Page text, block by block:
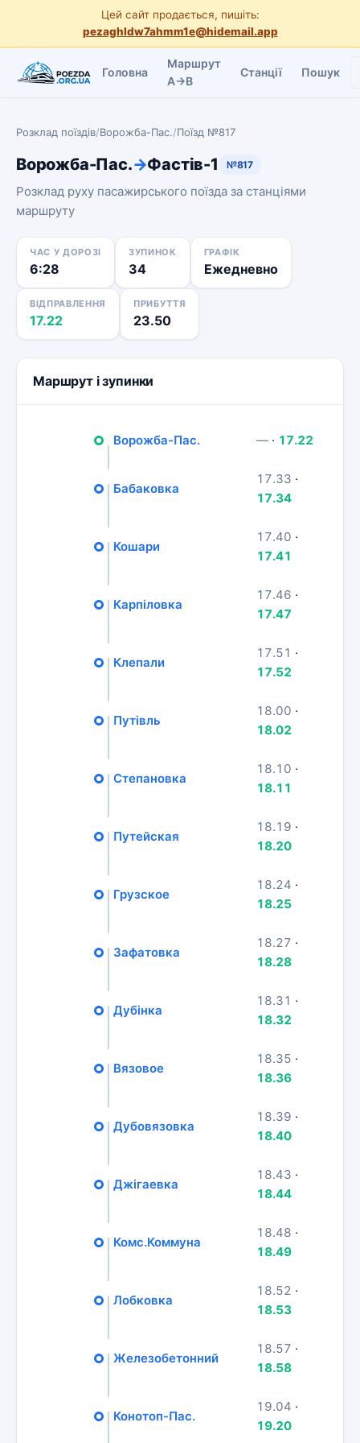
Цей сайт продається, пишіть:
pezaghldw7ahmm1e@hidemail.app
Головна
Маршрут
A→B
Станції Пошук
Розклад поїздів/Ворожба-Пас./Поїзд №817
Ворожба-Пас.→Фастів-1 №817
Розклад руху пасажирського поїзда за станціями
маршруту
ЧАС У ДОРОЗІ
6:28
ЗУПИНОК
34
ГРАФІК
Ежедневно
ВІДПРАВЛЕННЯ
17.22
ПРИБУТТЯ
23.50
Маршрут і зупинки
Ворожба-Пас. — · 17.22
Бабаковка
17.33 ·
17.34
Кошари
17.40 ·
17.41
Карпіловка
17.46 ·
17.47
Клепали
17.51 ·
17.52
Путівль
18.00 ·
18.02
Степановка
18.10 ·
18.11
Путейская
18.19 ·
18.20
Грузское
18.24 ·
18.25
Зафатовка
18.27 ·
18.28
Дубінка
18.31 ·
18.32
Вязовое
18.35 ·
18.36
Дубовязовка
18.39 ·
18.40
Джігаевка
18.43 ·
18.44
Комс.Коммуна
18.48 ·
18.49
Лобковка
18.52 ·
18.53
Железобетонний
18.57 ·
18.58
Конотоп-Пас.
19.04 ·
19.20